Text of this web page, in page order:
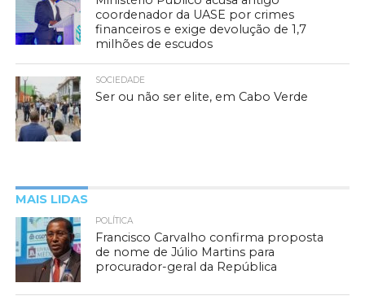
coordenador da UASE por crimes
financeiros e exige devolução de 1,7
milhões de escudos
SOCIEDADE
Ser ou não ser elite, em Cabo Verde
MAIS LIDAS
POLÍTICA
Francisco Carvalho confirma proposta
de nome de Júlio Martins para
procurador-geral da República